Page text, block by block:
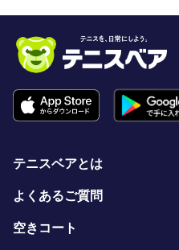
テニスベアとは
よくあるご質問
空きコート